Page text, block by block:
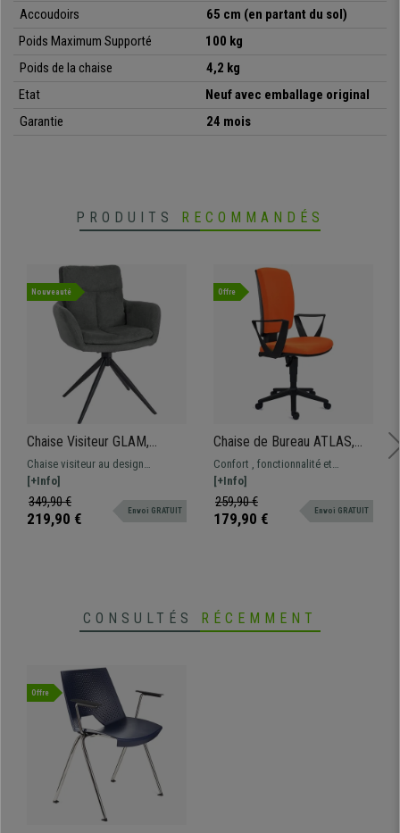
Très résistante: cadre en acier avec piétement chromé
Accoudoirs
65 cm (en partant du sol)
Poids Maximum Supporté
100 kg
Poids de la chaise
4,2 kg
Etat
Neuf avec emballage original
Garantie
24 mois
PRODUITS RECOMMANDÉS
Nouveauté
Chaise Visiteur GLAM,
Design Contemporain,
Pivotente, en Tissu Gris
Chaise visiteur au design
moderne, revêtement en tissu.
Fonctionnelle et disponible en
plusieurs couleurs.
[+Info]
349,90 €
219,90 € Envoi GRATUIT
Offre
Chaise de Bureau ATLAS,
Dossier Ajustable, Grand
Rembourrage, en tissu
Orange
Confort , fonctionnalité et
robustesse à un prix imbattable.
Ce magnifique modèle offre des
prestations excellentes au
[+Info]
259,90 €
179,90 € Envoi GRATUIT
CONSULTÉS RÉCEMMENT
Offre